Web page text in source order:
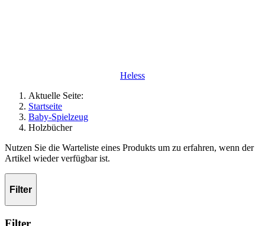
Heless
Aktuelle Seite:
Startseite
Baby-Spielzeug
Holzbücher
Nutzen Sie die Warteliste eines Produkts um zu erfahren, wenn der
Artikel wieder verfügbar ist.
Filter
Filter